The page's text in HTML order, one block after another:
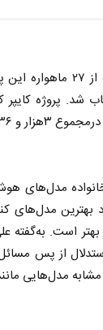
این ماهواره نخستین
پایین زمین قرار دهد.
بهترین مدل‌های
از پس